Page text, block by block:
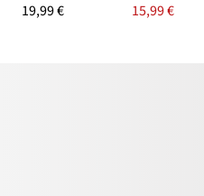
19,99 € 15,99 €